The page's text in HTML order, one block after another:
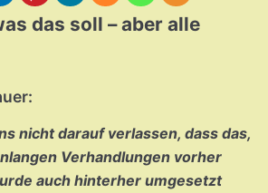
das soll – aber alle
nicht darauf verlassen, dass das,
Verhandlungen vorher
auch hinterher umgesetzt